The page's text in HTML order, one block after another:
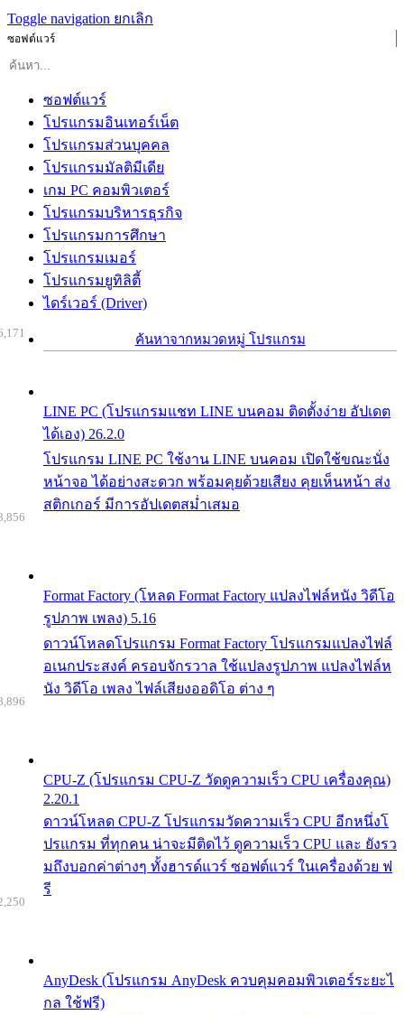
Toggle navigation ยกเลิก
ซอฟต์แวร์
ซอฟต์แวร์
โปรแกรมอินเทอร์เน็ต
โปรแกรมส่วนบุคคล
โปรแกรมมัลติมีเดีย
เกม PC คอมพิวเตอร์
โปรแกรมบริหารธุรกิจ
โปรแกรมการศึกษา
โปรแกรมเมอร์
โปรแกรมยูทิลิตี้
ไดร์เวอร์ (Driver)
ค้นหาจากหมวดหมู่ โปรแกรม
LINE PC (โปรแกรมแชท LINE บนคอม ติดตั้งง่าย อัปเดต
ได้เอง) 26.2.0
โปรแกรม LINE PC ใช้งาน LINE บนคอม เปิดใช้ขณะนั่ง
หน้าจอ ได้อย่างสะดวก พร้อมคุยด้วยเสียง คุยเห็นหน้า ส่ง
สติกเกอร์ มีการอัปเดตสม่ำเสมอ
Format Factory (โหลด Format Factory แปลงไฟล์หนัง วิดีโอ
รูปภาพ เพลง) 5.16
ดาวน์โหลดโปรแกรม Format Factory โปรแกรมแปลงไฟล์
อเนกประสงค์ ครอบจักรวาล ใช้แปลงรูปภาพ แปลงไฟล์ห
นัง วิดีโอ เพลง ไฟล์เสียงออดิโอ ต่าง ๆ
CPU-Z (โปรแกรม CPU-Z วัดดูความเร็ว CPU เครื่องคุณ)
2.20.1
ดาวน์โหลด CPU-Z โปรแกรมวัดความเร็ว CPU อีกหนึ่งโ
ปรแกรม ที่ทุกคน น่าจะมีติดไว้ ดูความเร็ว CPU และ ยังรว
มถึงบอกค่าต่างๆ ทั้งฮารด์แวร์ ซอฟต์แวร์ ในเครื่องด้วย ฟ
รี
AnyDesk (โปรแกรม AnyDesk ควบคุมคอมพิวเตอร์ระยะไ
กล ใช้ฟรี)